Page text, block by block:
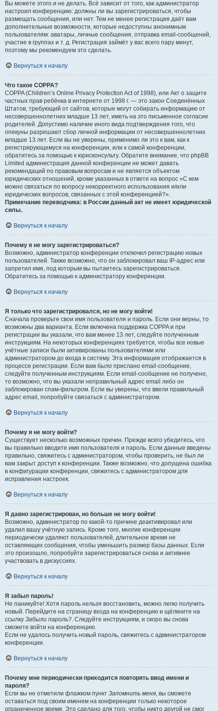
Вы можете этого и не делать. Всё зависит от того, как администратор
настроил конференцию: должны ли вы зарегистрироваться, чтобы
размещать сообщения, или нет. Тем не менее регистрация даёт вам
дополнительные возможности, которые недоступны анонимным
пользователям: аватары, личные сообщения, отправка email-сообщений,
участие в группах и т. д. Регистрация займёт у вас всего пару минут,
поэтому мы рекомендуем это сделать.
Вернуться к началу
Что такое COPPA?
COPPA (Children’s Online Privacy Protection Act of 1998), или Акт о защите
частных прав ребёнка в интернете от 1998 г. — это закон Соединённых
Штатов, требующий от сайтов, которые могут собирать информацию от
несовершеннолетних младше 13 лет, иметь на это письменное согласие
родителей. Допустимо наличие иного вида подтверждения того, что
опекуны разрешают сбор личной информации от несовершеннолетних
младше 13 лет. Если вы не уверены, применимо ли это к вам, как к
регистрирующемуся на конференции, или к самой конференции,
обратитесь за помощью к юрисконсульту. Обратите внимание, что phpBB
Limited администрация данной конференции не может давать
рекомендаций по правовым вопросам и не является объектом
юридических отношений, кроме указанных в ответе на вопрос «С кем
можно связаться по вопросу некорректного использования и/или
юридических вопросов, связанных с этой конференцией?».
Примечание переводчика: в России данный акт не имеет юридической
силы..
Вернуться к началу
Почему я не могу зарегистрироваться?
Возможно, администратор конференции отключил регистрацию новых
пользователей. Также возможно, что он заблокировал ваш IP-адрес или
запретил имя, под которым вы пытаетесь зарегистрироваться.
Обратитесь за помощью к администратору конференции.
Вернуться к началу
Я только что зарегистрировался, но не могу войти!
Сначала проверьте свои имя пользователя и пароль. Если они верны, то
возможны два варианта. Если включена поддержка COPPA и при
регистрации вы указали, что вам менее 13 лет, следуйте полученным
инструкциям. На некоторых конференциях требуется, чтобы все новые
учётные записи были активированы пользователями или
администратором до входа в систему. Эта информация отображается в
процессе регистрации. Если вам было прислано email-сообщение,
следуйте полученным инструкциям. Если email-сообщение не получено,
то возможно, что вы указали неправильный адрес email либо он
заблокирован спам-фильтром. Если вы уверены, что ввели правильный
адрес email, попробуйте связаться с администратором.
Вернуться к началу
Почему я не могу войти?
Существует несколько возможных причин. Прежде всего убедитесь, что
вы правильно вводите имя пользователя и пароль. Если данные введены
правильно, свяжитесь с администратором, чтобы проверить, не был ли
вам закрыт доступ к конференции. Также возможно, что допущена ошибка
в конфигурации конференции, свяжитесь с администратором для
исправления настроек.
Вернуться к началу
Я давно зарегистрирован, но больше не могу войти!
Возможно, администратор по какой-то причине деактивировал или
удалил вашу учётную запись. Кроме того, многие конференции
периодически удаляют пользователей, длительное время не
оставляющих сообщения, чтобы уменьшить размер базы данных. Если
это произошло, попробуйте зарегистрироваться снова и активнее
участвовать в дискуссиях.
Вернуться к началу
Я забыл пароль!
Не паникуйте! Хотя пароль нельзя восстановить, можно легко получить
новый. Перейдите на страницу входа на конференцию и щёлкните на
ссылку Забыли пароль?. Следуйте инструкциям, и скоро вы снова
сможете войти на конференцию.
Если не удалось получить новый пароль, свяжитесь с администратором
конференции.
Вернуться к началу
Почему мне периодически приходится повторять ввод имени и
пароля?
Если вы не отметили флажком пункт Запомнить меня, вы сможете
оставаться под своим именем на конференции только некоторое
ограниченное время. Это сделано для того, чтобы никто другой не смог